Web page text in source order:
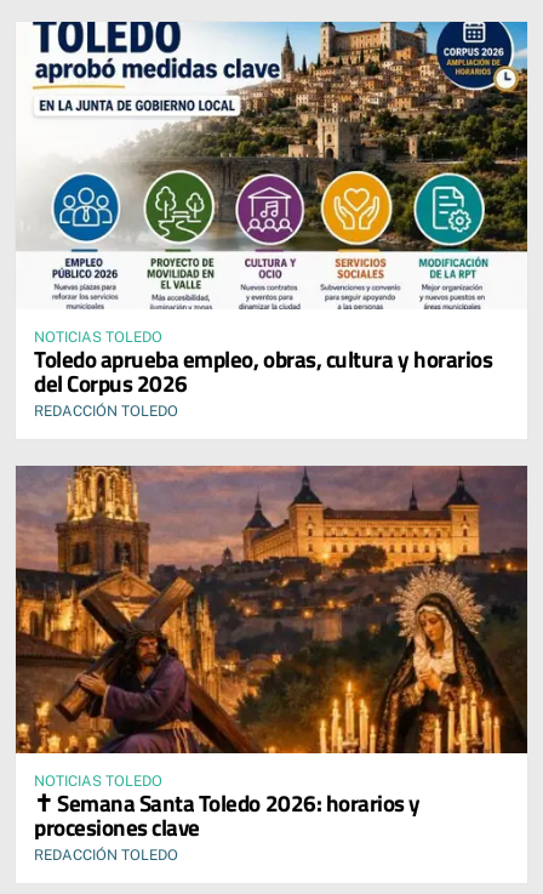
NOTICIAS TOLEDO
Toledo aprueba empleo, obras, cultura y horarios
del Corpus 2026
REDACCIÓN TOLEDO
NOTICIAS TOLEDO
✝️ Semana Santa Toledo 2026: horarios y
procesiones clave
REDACCIÓN TOLEDO